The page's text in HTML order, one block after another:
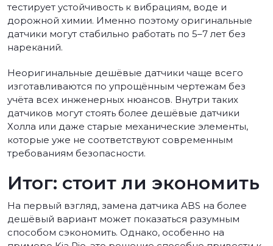
тестирует устойчивость к вибрациям, воде и
дорожной химии. Именно поэтому оригинальные
датчики могут стабильно работать по 5–7 лет без
нареканий.
Неоригинальные дешёвые датчики чаще всего
изготавливаются по упрощённым чертежам без
учёта всех инженерных нюансов. Внутри таких
датчиков могут стоять более дешёвые датчики
Холла или даже старые механические элементы,
которые уже не соответствуют современным
требованиям безопасности.
Итог: стоит ли экономить
На первый взгляд, замена датчика ABS на более
дешёвый вариант может показаться разумным
способом сэкономить. Однако, особенно на